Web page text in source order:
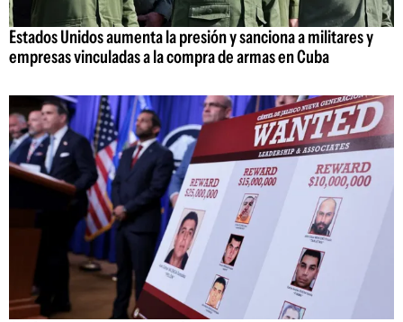
Estados Unidos aumenta la presión y sanciona a militares y
empresas vinculadas a la compra de armas en Cuba